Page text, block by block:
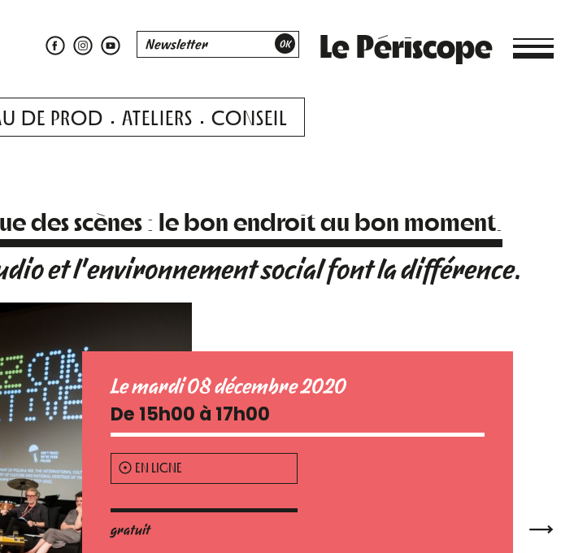
Le Périscope
DE PROD ATELIERS CONSEIL
des scènes : le bon endroit au bon moment.
et l'environnement social font la différence.
Le mardi 08 décembre 2020
De 15h00 à 17h00
EN LIGNE
gratuit